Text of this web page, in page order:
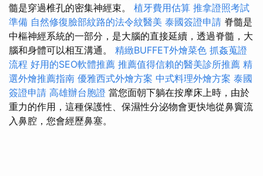
髓是穿過椎孔的密集神經束。 植牙費用估算 推拿證照考試
準備 自然修復臉部紋路的法令紋醫美 泰國簽證申請 脊髓是
中樞神經系統的一部分，是大腦的直接延續，透過脊髓，大
腦和身體可以相互溝通。 精緻BUFFET外燴菜色 抓姦蒐證
流程 好用的SEO軟體推薦 推薦值得信賴的醫美診所推薦 精
選外燴推薦指南 優雅西式外燴方案 中式料理外燴方案 泰國
簽證申請 高雄辦台胞證 當您面朝下躺在按摩床上時，由於
重力的作用，這種保護性、保濕性分泌物會更快地從鼻竇流
入鼻腔，您會經歷鼻塞。